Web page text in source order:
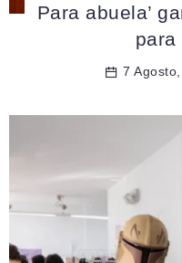
Para abuela’
para
7